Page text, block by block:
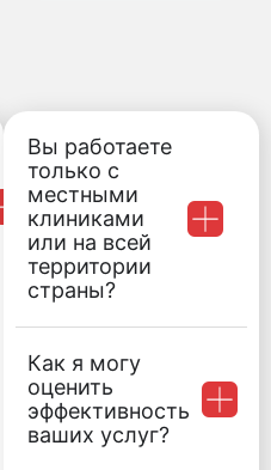
Вы работаете
только с
местными
клиниками
или на всей
территории
страны?
Как я могу
оценить
эффективность
ваших услуг?